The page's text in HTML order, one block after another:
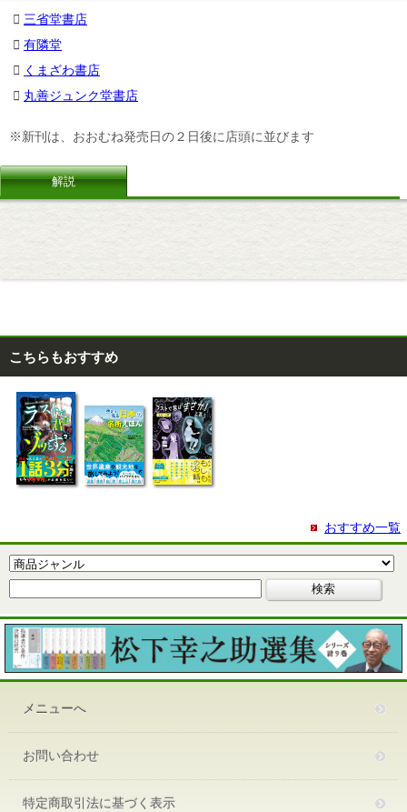
三省堂書店
有隣堂
くまざわ書店
丸善ジュンク堂書店
※新刊は、おおむね発売日の２日後に店頭に並びます
解説
こちらもおすすめ
おすすめ一覧
メニューへ
お問い合わせ
特定商取引法に基づく表示